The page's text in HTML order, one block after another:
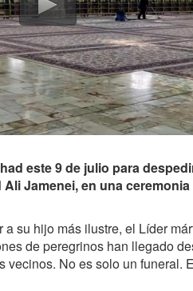
este 9 de julio para
Jamenei, en una
su hijo más ilustre, el Líder
de peregrinos han llegado
vecinos. No es solo un funeral.